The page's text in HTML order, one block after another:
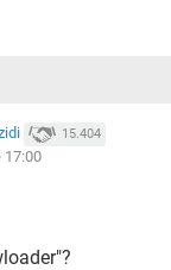
15.404
17:00